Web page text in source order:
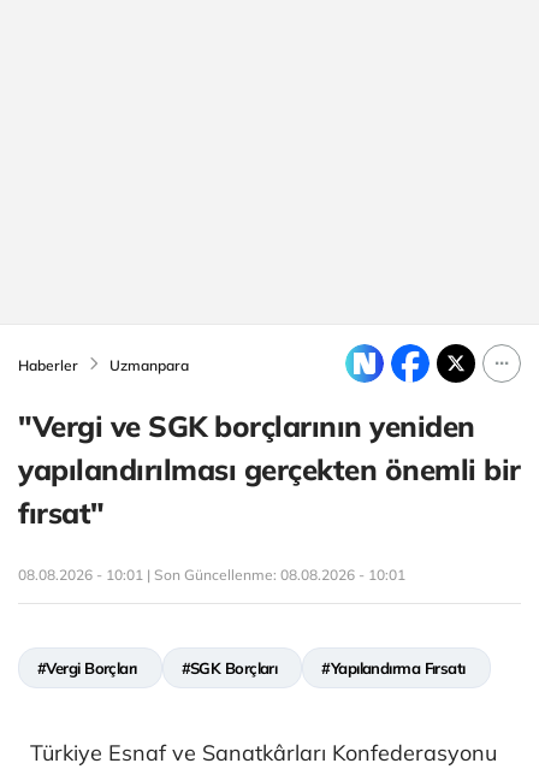
Haberler Uzmanpara
"Vergi ve SGK borçlarının yeniden
yapılandırılması gerçekten önemli bir
fırsat"
08.08.2026 - 10:01 | Son Güncellenme: 08.08.2026 - 10:01
#Vergi Borçları #SGK Borçları #Yapılandırma Fırsatı
Türkiye Esnaf ve Sanatkârları Konfederasyonu